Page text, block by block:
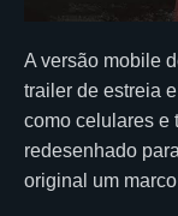
A versão mobile
trailer de estreia
como celulares e
redesenhado
original um